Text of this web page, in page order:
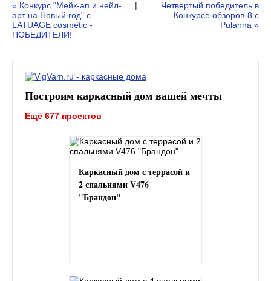
« Конкурс "Мейк-ап и нейл-
арт на Новый год" с
LATUAGE cosmetic -
ПОБЕДИТЕЛИ!
|
Четвертый победитель в
Конкурсе обзоров-8 с
Pulanna »
Построим каркасный дом вашей мечты
Ещё 677 проектов
Каркасный дом с террасой и
2 спальнями V476
"Брандон"